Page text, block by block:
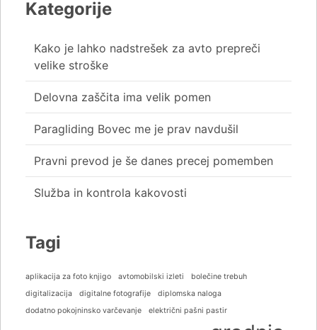
Kategorije
Kako je lahko nadstrešek za avto prepreči
velike stroške
Delovna zaščita ima velik pomen
Paragliding Bovec me je prav navdušil
Pravni prevod je še danes precej pomemben
Služba in kontrola kakovosti
Tagi
aplikacija za foto knjigo avtomobilski izleti
bolečine trebuh
digitalizacija
digitalne fotografije
diplomska naloga
dodatno pokojninsko varčevanje
električni pašni pastir